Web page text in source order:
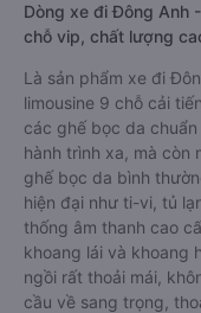
Dòng xe đi Đông Anh
chỗ vip, chất lượng
Là sản phẩm xe đi
limousine 9 chỗ cải
các ghế bọc da
hành trình xa, mà còn
ghế bọc da bình
hiện đại như ti-vi, tủ
thống âm thanh cao
khoang lái và khoang
ngồi rất thoải mái,
cầu về sang trọng,